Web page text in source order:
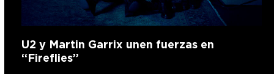
U2 y Martin Garrix unen fuerzas en
“Fireflies”